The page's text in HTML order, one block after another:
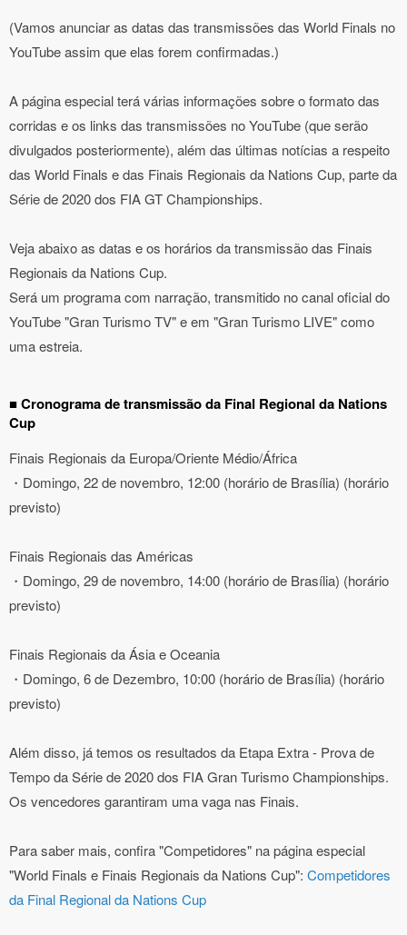
(Vamos anunciar as datas das transmissões das World Finals no
YouTube assim que elas forem confirmadas.)
A página especial terá várias informações sobre o formato das
corridas e os links das transmissões no YouTube (que serão
divulgados posteriormente), além das últimas notícias a respeito
das World Finals e das Finais Regionais da Nations Cup, parte da
Série de 2020 dos FIA GT Championships.
Veja abaixo as datas e os horários da transmissão das Finais
Regionais da Nations Cup.
Será um programa com narração, transmitido no canal oficial do
YouTube "Gran Turismo TV" e em "Gran Turismo LIVE" como
uma estreia.
■ Cronograma de transmissão da Final Regional da Nations
Cup
Finais Regionais da Europa/Oriente Médio/África
・Domingo, 22 de novembro, 12:00 (horário de Brasília) (horário
previsto)
Finais Regionais das Américas
・Domingo, 29 de novembro, 14:00 (horário de Brasília) (horário
previsto)
Finais Regionais da Ásia e Oceania
・Domingo, 6 de Dezembro, 10:00 (horário de Brasília) (horário
previsto)
Além disso, já temos os resultados da Etapa Extra - Prova de
Tempo da Série de 2020 dos FIA Gran Turismo Championships.
Os vencedores garantiram uma vaga nas Finais.
Para saber mais, confira "Competidores" na página especial
"World Finals e Finais Regionais da Nations Cup": Competidores
da Final Regional da Nations Cup